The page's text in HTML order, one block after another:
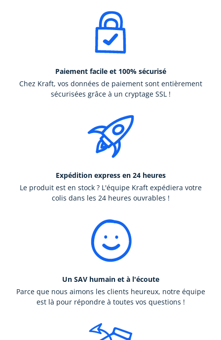
Paiement facile et 100% sécurisé
Chez Kraft, vos données de paiement sont entièrement
sécurisées grâce à un cryptage SSL !
Expédition express en 24 heures
Le produit est en stock ? L'équipe Kraft expédiera votre
colis dans les 24 heures ouvrables !
Un SAV humain et à l'écoute
Parce que nous aimons les clients heureux, notre équipe
est là pour répondre à toutes vos questions !